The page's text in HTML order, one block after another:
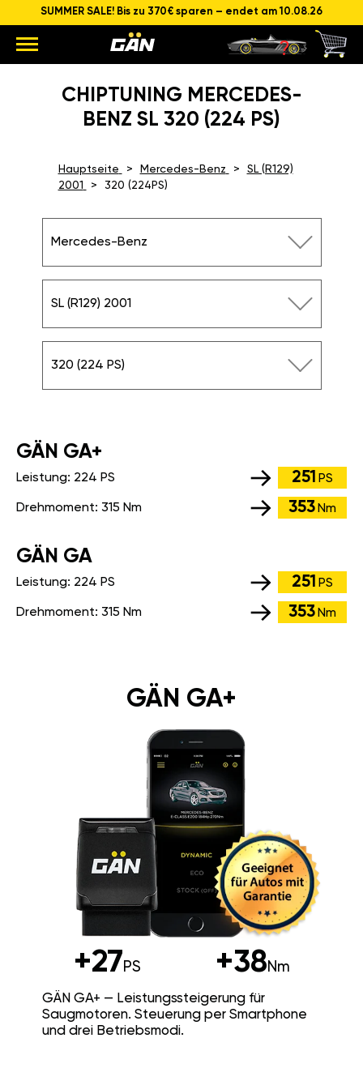
SUMMER SALE! Bis zu 370€ sparen – endet am 10.08.26
CHIPTUNING MERCEDES-
BENZ SL 320 (224 PS)
Hauptseite Mercedes-Benz
SL (R129)
2001
320 (224PS)
Mercedes-Benz
SL (R129) 2001
320 (224 PS)
GÄN GA+
Leistung: 224 PS 251 PS
Drehmoment: 315 Nm 353 Nm
GÄN GA
Leistung: 224 PS 251 PS
Drehmoment: 315 Nm 353 Nm
GÄN GA+
+27PS +38Nm
GÄN GA+ — Leistungssteigerung für
Saugmotoren. Steuerung per Smartphone
und drei Betriebsmodi.